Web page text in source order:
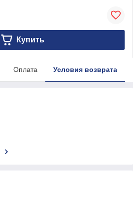
Купить
Оплата Условия возврата